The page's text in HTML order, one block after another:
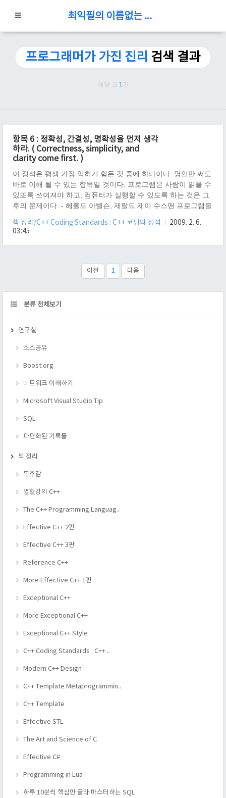
최익필의 이름없는 블로그
프로그래머가 가진 진리 검색 결과
해당 글 1 건
항목 6 : 정확성, 간결성, 명확성을 먼저 생각
하라. ( Correctness, simplicity, and
clarity come first. )
이 정석은 평생 가장 익히기 힘든 것 중에 하나이다. 명언만 써도
바로 이해 될 수 있는 항목일 것이다. 프로그램은 사람이 읽을 수
있또록 쓰여져야 하고, 컴퓨터가 실행할 수 있도록 하는 것은 그
후의 문제이다. - 헤롤드 아벨슨, 제랄드 제이 수스맨 프로그램을
스티브 맥코넬 컴퓨터 시스템의 가장 값싸고, 빠르고 안정적인
로 가장 정확한 요소이며(절대 실수하지 않으므로), 가장 안전한
관리하기 가장 쉬운 요소이다. 간결한 디자인의 중요성은 아무리
강조해도 디나치지 않다. - 존 베틀리 이 모든 말은 "하나를 표현..
책 정리/C++ Coding Standards : C++ 코딩의 정석
2009. 2. 6.
03:45
이전 1 다음
CATEGORY
분류 전체보기
연구실
소스공유
Boost.org
네트워크 이해하기
Microsoft Visual Studio Tip
SQL
파편화된 기록들
책 정리
독후감
열혈강의 C++
The C++ Programming Languag..
Effective C++ 2판
Effective C++ 3판
Reference C++
More Effective C++ 1판
Exceptional C++
More Exceptional C++
Exceptional C++ Style
C++ Coding Standards : C++ ..
Modern C++ Design
C++ Template Metaprogrammin..
C++ Template
Effective STL
The Art and Science of C
Effective C#
Programming in Lua
하루 10분씩 핵심만 골라 마스터하는 SQL